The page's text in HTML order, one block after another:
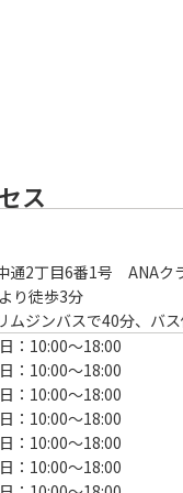
ス
通2丁目6番1号 ANAク
り徒歩3分
ムジンバスで40分、バ
：10:00〜18:00
：10:00〜18:00
：10:00〜18:00
：10:00〜18:00
：10:00〜18:00
：10:00〜18:00